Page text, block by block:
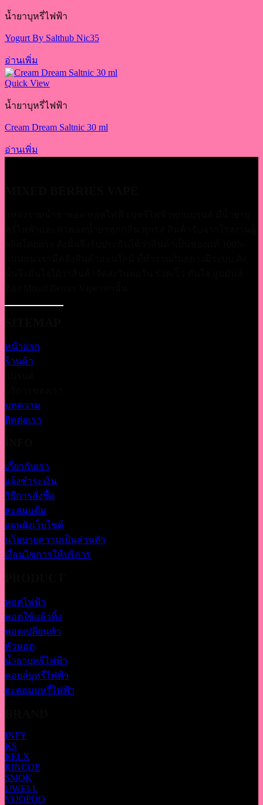
น้ำยาบุหรี่ไฟฟ้า
Yogurt By Salthub Nic35
อ่านเพิ่ม
Quick View
น้ำยาบุหรี่ไฟฟ้า
Cream Dream Saltnic 30 ml
อ่านเพิ่ม
หน้าแรก
ร้านค้า
บทความ
ติดต่อเรา
เกี่ยวกับเรา
แจ้งชำระเงิน
วิธีการสั่งซื้อ
สะสมแต้ม
แผนผังเว็บไซต์
นโยบายความเป็นส่วนตัว
เงื่อนไขการให้บริการ
พอตไฟฟ้า
พอตใช้แล้วทิ้ง
พอตเปลี่ยนหัว
หัวพอต
น้ำยาบุหรี่ไฟฟ้า
คอยล์บุหรี่ไฟฟ้า
อะตอมบุหรี่ไฟฟ้า
INFY
KS
RELX
RINCOE
SMOK
UWELL
VOOPOO